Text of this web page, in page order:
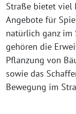
Straße bietet viel
Angebote für
natürlich ganz im
gehören die
Pflanzung von
sowie das
Bewegung im